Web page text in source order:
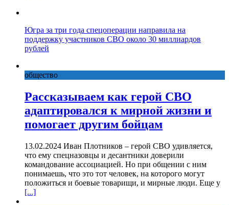
Югра за три года спецоперации направила на
поддержку участников СВО около 30 миллиардов
рублей
общество
Рассказываем как герой СВО
адаптировался к мирной жизни и
помогает другим бойцам
13.02.2024 Иван Плотников – герой СВО удивляется,
что ему спецназовцы и десантники доверили
командование ассоциацией. Но при общении с ним
понимаешь, что это тот человек, на которого могут
положиться и боевые товарищи, и мирные люди. Еще у
[...]